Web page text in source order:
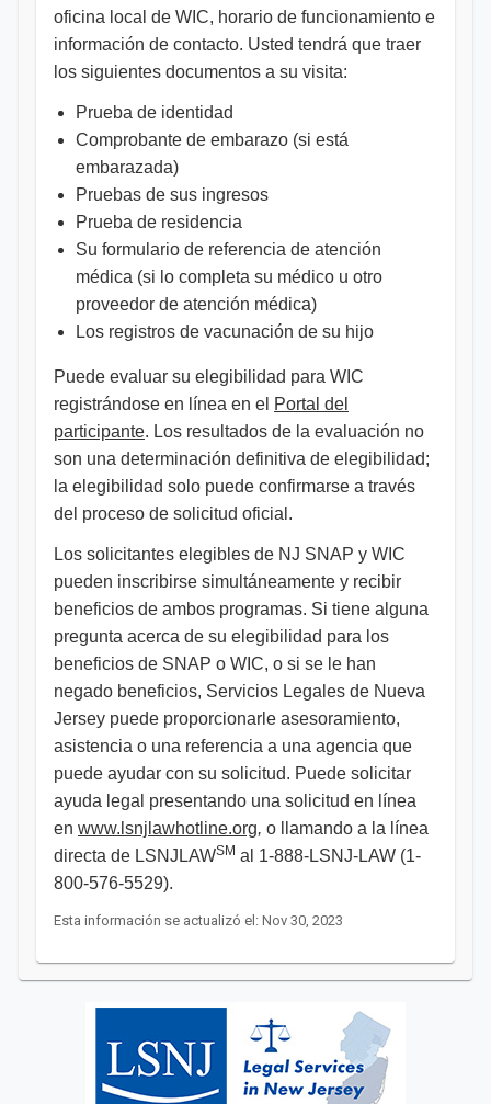
oficina local de WIC, horario de funcionamiento e
información de contacto. Usted tendrá que traer
los siguientes documentos a su visita:
Prueba de identidad
Comprobante de embarazo (si está
embarazada)
Pruebas de sus ingresos
Prueba de residencia
Su formulario de referencia de atención
médica (si lo completa su médico u otro
proveedor de atención médica)
Los registros de vacunación de su hijo
Puede evaluar su elegibilidad para WIC
registrándose en línea en el Portal del
participante. Los resultados de la evaluación no
son una determinación definitiva de elegibilidad;
la elegibilidad solo puede confirmarse a través
del proceso de solicitud oficial.
Los solicitantes elegibles de NJ SNAP y WIC
pueden inscribirse simultáneamente y recibir
beneficios de ambos programas. Si tiene alguna
pregunta acerca de su elegibilidad para los
beneficios de SNAP o WIC, o si se le han
negado beneficios, Servicios Legales de Nueva
Jersey puede proporcionarle asesoramiento,
asistencia o una referencia a una agencia que
puede ayudar con su solicitud. Puede solicitar
ayuda legal presentando una solicitud en línea
en www.lsnjlawhotline.org, o llamando a la línea
directa de LSNJLAWSM al 1-888-LSNJ-LAW (1-
800-576-5529).
Esta información se actualizó el: Nov 30, 2023